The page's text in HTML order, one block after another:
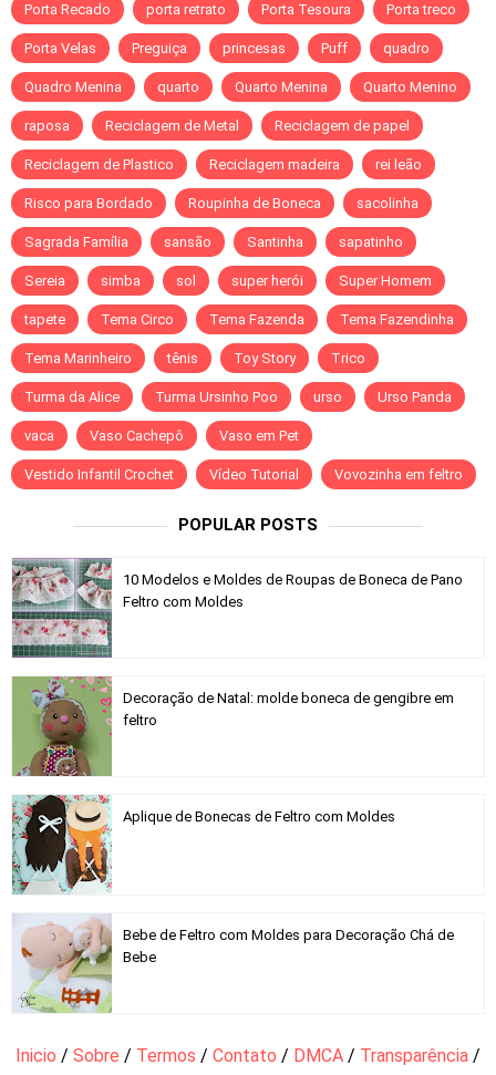
Porta Recado porta retrato Porta Tesoura Porta treco
Porta Velas Preguiça princesas Puff quadro
Quadro Menina quarto Quarto Menina Quarto Menino
raposa Reciclagem de Metal Reciclagem de papel
Reciclagem de Plastico Reciclagem madeira rei leão
Risco para Bordado Roupinha de Boneca sacolinha
Sagrada Família sansão Santinha sapatinho
Sereia simba sol super herói Super Homem
tapete Tema Circo Tema Fazenda Tema Fazendinha
Tema Marinheiro tênis Toy Story Trico
Turma da Alice Turma Ursinho Poo urso Urso Panda
vaca Vaso Cachepô Vaso em Pet
Vestido Infantil Crochet Vídeo Tutorial Vovozinha em feltro
POPULAR POSTS
10 Modelos e Moldes de Roupas de Boneca de Pano
Feltro com Moldes
Decoração de Natal: molde boneca de gengibre em
feltro
Aplique de Bonecas de Feltro com Moldes
Bebe de Feltro com Moldes para Decoração Chá de
Bebe
Inicio / Sobre / Termos / Contato / DMCA / Transparência /